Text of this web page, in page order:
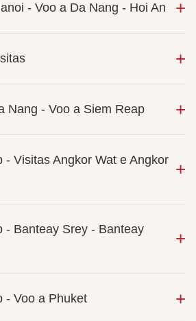
- Voo a Da Nang - Hoi An
Nang - Voo a Siem Reap
- Visitas Angkor Wat e Angkor
- Banteay Srey - Banteay
- Voo a Phuket